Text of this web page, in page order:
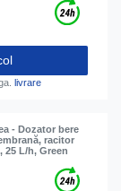
livrare
- Dozator bere
racitor
25 L/h, Green